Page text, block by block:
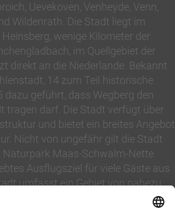
Uevekoven, Venheyde, Venn,
Wildenrath. Die Stadt liegt im
wenige Kilometer der
im Quellgebiet der
direkt an die Niederlande. Bekannt
14 zum Teil historische
dazu geführt, dass Wegberg den
tragen darf. Die Stadt verfügt über
und bietet ein breites Angebot
Nicht von ungefähr gilt die Stadt
Naturpark Maas-Schwalm-Nette
Ausflugsziel für viele Gäste aus
umfasst ein Gebiet von nahezu